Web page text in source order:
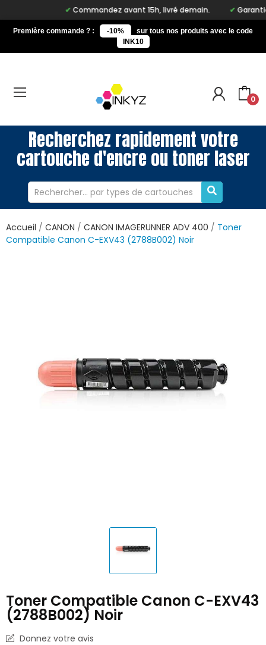
Commandez avant 15h, livré demain. Garantie
Première commande ? : -10%
sur tous nos produits avec le code
INK10
0
Recherchez rapidement votre
cartouche d'encre ou toner laser
Accueil CANON CANON IMAGERUNNER ADV 400
Toner
Compatible Canon C-EXV43 (2788B002) Noir
Toner Compatible Canon C-EXV43
(2788B002) Noir
Donnez votre avis